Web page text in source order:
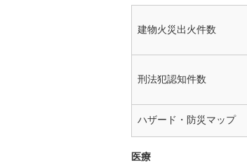
建物火災出火件数
刑法犯認知件数
ハザード・防災マップ
医療